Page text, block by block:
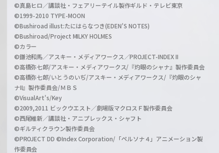
©真島ヒロ／講談社・フェアリーテイル製作ギルド・テレビ東京
©1999-2010 TYPE-MOON
©Bushiroad illust:たにはらなつき(EDEN'S NOTES)
©Bushiroad/Project MILKY HOLMES
©カラー
©鎌池和馬／アスキー・メディアワークス／PROJECT-INDEX II
©高橋弥七郎/アスキー・メディアワークス/『灼眼のシャナ』製作委員会
©高橋弥七郎/いとうのいぢ/アスキー・メディアワークス/『灼眼のシャ
ナII』製作委員会/ＭＢＳ
©VisualArt's/Key
©2009,2011 ビックウエスト／劇場版マクロスＦ製作委員会
©西尾維新／講談社・アニプレックス・シャフト
©ギルティクラウン製作委員会
©PROJECT DD ©Index Corporation/「ペルソナ４」アニメーション製
作委員会